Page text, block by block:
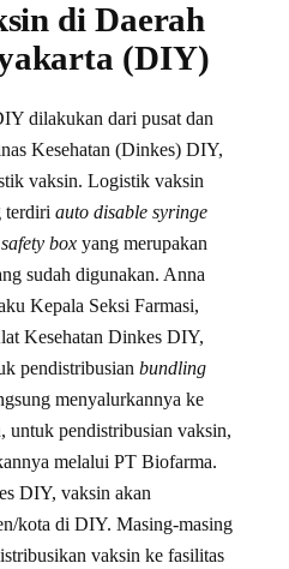
di Daerah
(DIY)
dilakukan dari pusat dan
Kesehatan (Dinkes) DIY,
vaksin. Logistik vaksin
terdiri auto disable syringe
safety box yang merupakan
sudah digunakan. Anna
Kepala Seksi Farmasi,
Kesehatan Dinkes DIY,
pendistribusian bundling
menyalurkannya ke
untuk pendistribusian vaksin,
melalui PT Biofarma.
DIY, vaksin akan
kota di DIY. Masing-masing
vaksin ke fasilitas